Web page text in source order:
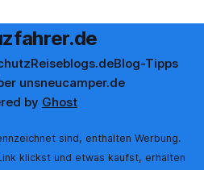
Reiseblogs.deBlog-Tipps
unsneucamper.de
by Ghost
sind, enthalten Werbung.
klickst und etwas kaufst, erhalten